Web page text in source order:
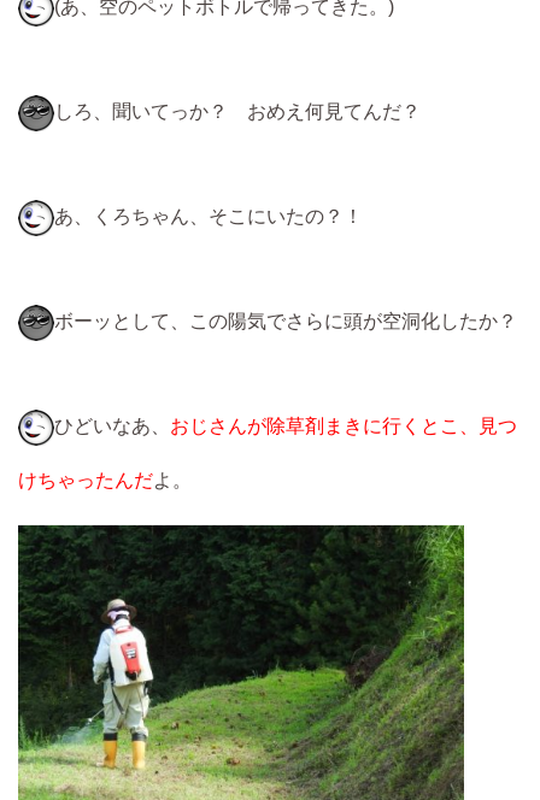
(あ、空のペットボトルで帰ってきた。)
しろ、聞いてっか？ おめえ何見てんだ？
あ、くろちゃん、そこにいたの？！
ボーッとして、この陽気でさらに頭が空洞化したか？
ひどいなあ、 おじさんが除草剤まきに行くとこ、見つ
けちゃったんだよ。